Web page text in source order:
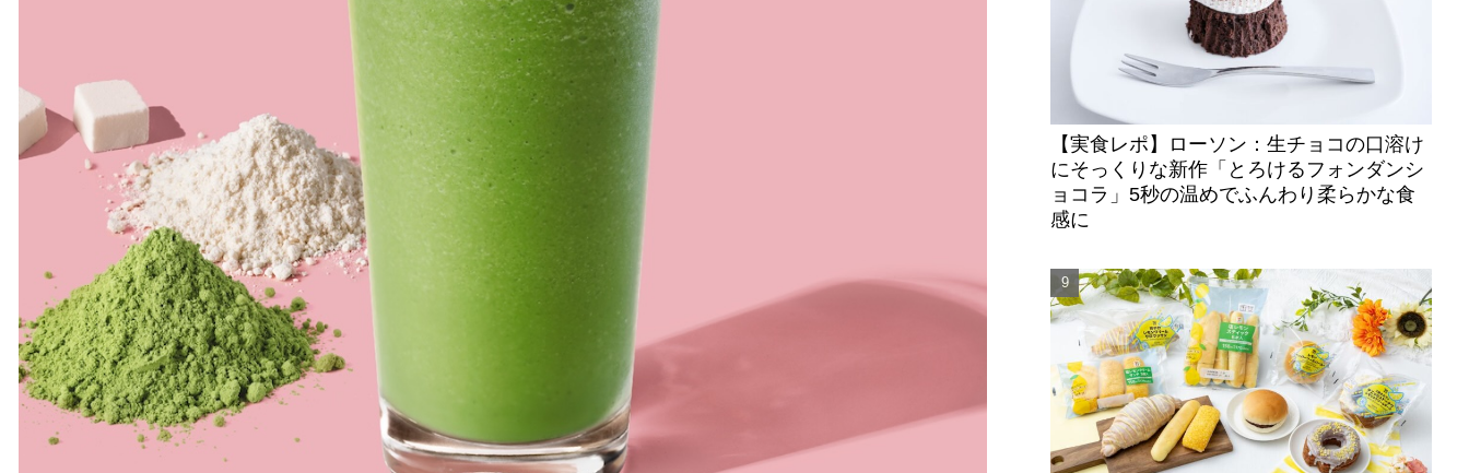
【実食レポ】ローソン：生チョコの口溶け
にそっくりな新作「とろけるフォンダンシ
ョコラ」5秒の温めでふんわり柔らかな食
感に